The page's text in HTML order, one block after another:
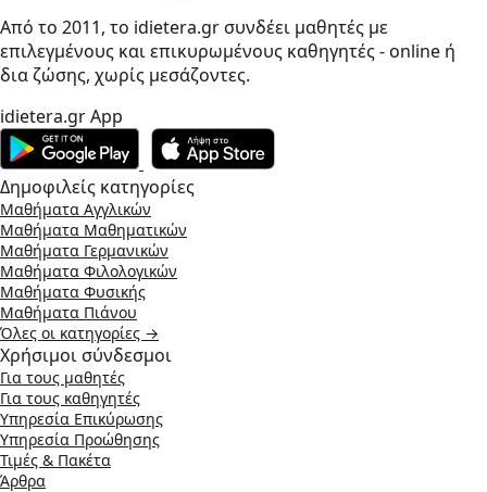
Από το 2011, το idietera.gr συνδέει μαθητές με
επιλεγμένους και επικυρωμένους καθηγητές - online ή
δια ζώσης, χωρίς μεσάζοντες.
idietera.gr App
Δημοφιλείς κατηγορίες
Μαθήματα Αγγλικών
Μαθήματα Μαθηματικών
Μαθήματα Γερμανικών
Μαθήματα Φιλολογικών
Μαθήματα Φυσικής
Μαθήματα Πιάνου
Όλες οι κατηγορίες →
Χρήσιμοι σύνδεσμοι
Για τους μαθητές
Για τους καθηγητές
Υπηρεσία Επικύρωσης
Υπηρεσία Προώθησης
Τιμές & Πακέτα
Άρθρα